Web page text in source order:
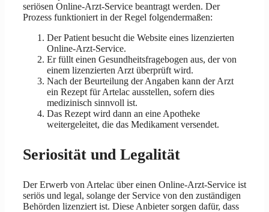
seriösen Online-Arzt-Service beantragt werden. Der
Prozess funktioniert in der Regel folgendermaßen:
Der Patient besucht die Website eines lizenzierten
Online-Arzt-Service.
Er füllt einen Gesundheitsfragebogen aus, der von
einem lizenzierten Arzt überprüft wird.
Nach der Beurteilung der Angaben kann der Arzt
ein Rezept für Artelac ausstellen, sofern dies
medizinisch sinnvoll ist.
Das Rezept wird dann an eine Apotheke
weitergeleitet, die das Medikament versendet.
Seriosität und Legalität
Der Erwerb von Artelac über einen Online-Arzt-Service ist
seriös und legal, solange der Service von den zuständigen
Behörden lizenziert ist. Diese Anbieter sorgen dafür, dass